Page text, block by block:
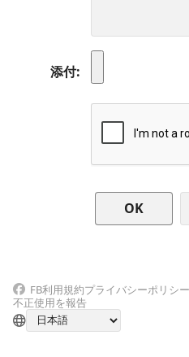
添付
FB利用規約プライバシーポリシー
不正使用を報告